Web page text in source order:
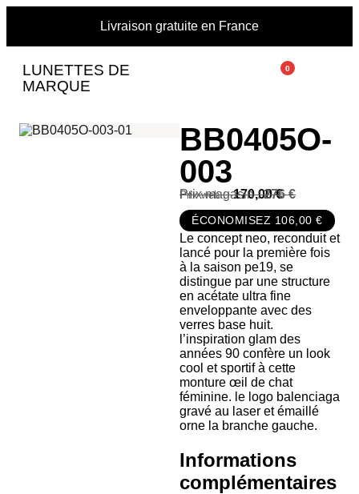
Livraison gratuite en France
LUNETTES DE
MARQUE
0
BB0405O-
003
170,00€
Prix magasin :276 €
ÉCONOMISEZ 106,00 €
Le concept neo, reconduit et
lancé pour la première fois
à la saison pe19, se
distingue par une structure
en acétate ultra fine
enveloppante avec des
verres base huit.
l’inspiration glam des
années 90 confère un look
cool et sportif à cette
monture œil de chat
féminine. le logo balenciaga
gravé au laser et émaillé
orne la branche gauche.
Informations
complémentaires